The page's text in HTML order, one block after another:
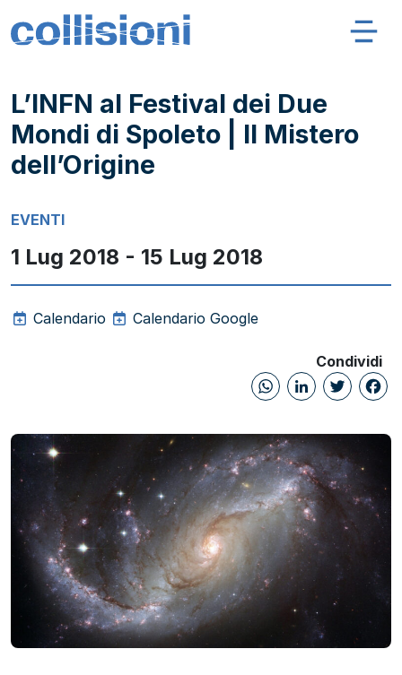
Salta al contenuto
Navigazione principale
L’INFN al Festival dei Due
Mondi di Spoleto | Il Mistero
dell’Origine
EVENTI
1 Lug 2018 - 15 Lug 2018
Calendario Calendario Google
Condividi